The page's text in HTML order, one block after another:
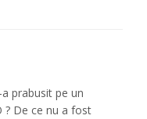
prabusit pe un
? De ce nu a fost